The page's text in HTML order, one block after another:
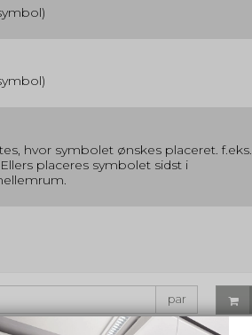
hvor symbolet ønskes placeret. f.eks.
placeres symbolet sidst i
par